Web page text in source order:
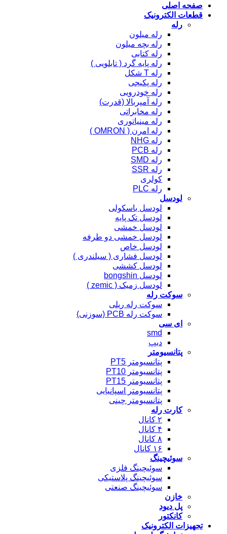
صفحه اصلی
قطعات الکترونیک
رله
رله میلون
رله بچه میلون
رله کتابی
رله پایه گرد ( تابلویی )
رله T شکل
رله پکیجی
رله خودرویی
رله آمپربالا (قدرت)
رله مخابراتی
رله مینیاتوری
رله امرن ( OMRON )
رله NHG
رله PCB
رله SMD
رله SSR
کولری
رله PLC
لودسل
لودسل باسکولی
لودسل تک پایه
لودسل خمشی
لودسل خمشی دو طرفه
لودسل خاص
لودسل فشاری ( سیلندری )
لودسل کششی
لودسل bongshin
لودسل زمیک ( zemic )
سوکت رله
سوکت رله ریلی
سوکت رله PCB (سوزنی)
ای سی
smd
دیپ
پتانسیومتر
پتانسیومتر PT5
پتانسیومتر PT10
پتانسیومتر PT15
پتانسیومتر اسپانیایی
پتانسیومتر چینی
کارت رله
۲ کانال
۴ کانال
۸ کانال
۱۶ کانال
سوئیچینگ
سوئیچینگ فلزی
سوئیچینگ پلاستیکی
سوئیچینگ صنعتی
خازن
پل دیود
کانکتور
تجهیزات الکترونیک